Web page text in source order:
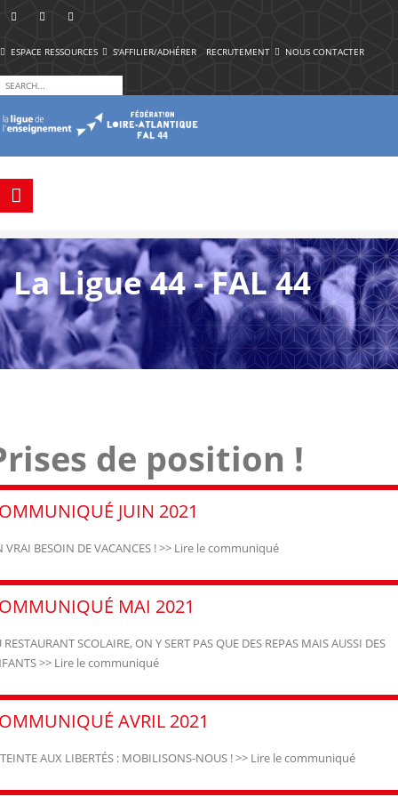
ESPACE RESSOURCES S'AFFILIER/ADHÉRER RECRUTEMENT NOUS CONTACTER
La Ligue 44 - FAL 44
de position !
JUIN 2021
VRAI BESOIN DE VACANCES ! >> Lire le communiqué
MAI 2021
RESTAURANT SCOLAIRE, ON Y SERT PAS QUE DES REPAS MAIS AUSSI DES
>> Lire le communiqué
AVRIL 2021
AUX LIBERTÉS : MOBILISONS-NOUS ! >> Lire le communiqué